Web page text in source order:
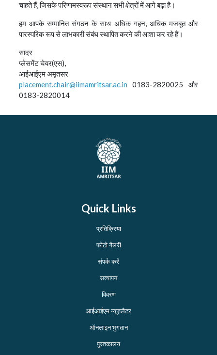
चाहते हैं, जिसके परिणामस्वरूप संस्थान सभी क्षेत्रों में आगे बढ़ा है।
हम आपके सम्मानित संगठन के साथ अधिक गहन, अधिक मजबूत और
पारस्परिक रूप से लाभकारी संबंध स्थापित करने की आशा कर रहे हैं।
सादर
प्लेसमेंट चेयर(एस),
आईआईएम अमृतसर
placement.chair@iimamritsar.ac.in 0183-2820025 और
0183-2820014
Quick Links
प्रतिक्रिया
फोटो गैलरी
संपर्क करें
सत्यापन
विवरण
आईआईएम न्यूज़लैटर
ऑनलाइन भुगतान
पुस्तकालय